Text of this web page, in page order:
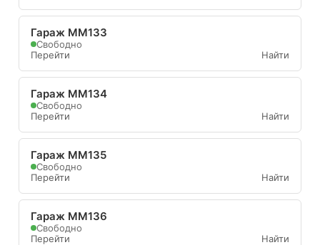
Гараж ММ133
Свободно
Перейти
Найти
Гараж ММ134
Свободно
Перейти
Найти
Гараж ММ135
Свободно
Перейти
Найти
Гараж ММ136
Свободно
Перейти
Найти